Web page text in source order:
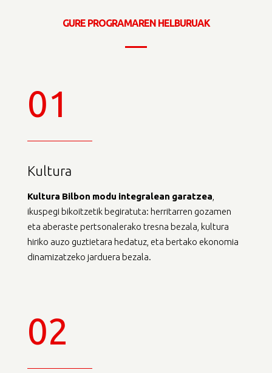
GURE PROGRAMAREN HELBURUAK
01
Kultura
Kultura Bilbon modu integralean garatzea,
ikuspegi bikoitzetik begiratuta: herritarren gozamen
eta aberaste pertsonalerako tresna bezala, kultura
hiriko auzo guztietara hedatuz, eta bertako ekonomia
dinamizatzeko jarduera bezala.
02